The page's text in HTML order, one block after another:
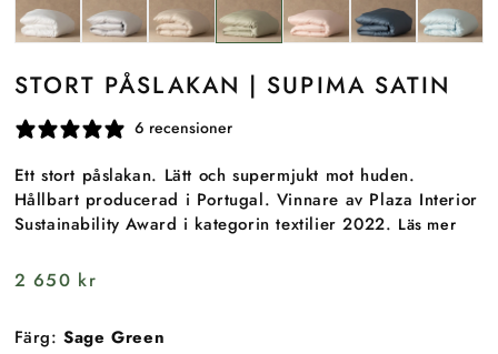
STORT PÅSLAKAN | SUPIMA SATIN
6 recensioner
Ett stort påslakan. Lätt och supermjukt mot huden.
Hållbart producerad i Portugal. Vinnare av Plaza Interior
Sustainability Award i kategorin textilier 2022. Läs mer
Ordinarie
2 650 kr
Färg: Sage Green